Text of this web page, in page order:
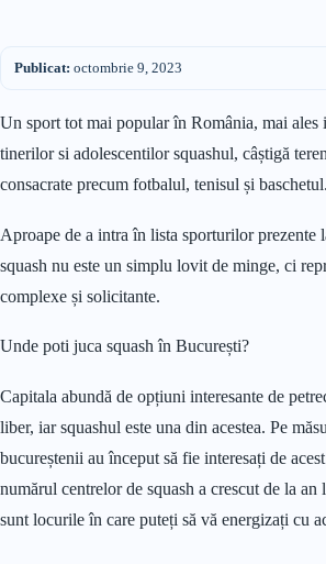
Publicat: octombrie 9, 2023
Un sport tot mai popular în România, mai ales
tinerilor si adolescentilor squashul, câștigă
consacrate precum fotbalul, tenisul și baschetul.
Aproape de a intra în lista sporturilor prezente
squash nu este un simplu lovit de minge, ci
complexe și solicitante.
Unde poti juca squash în București?
Capitala abundă de opțiuni interesante de
liber, iar squashul este una din acestea. Pe
bucureștenii au început să fie interesați de
numărul centrelor de squash a crescut de la an
sunt locurile în care puteți să vă energizați cu